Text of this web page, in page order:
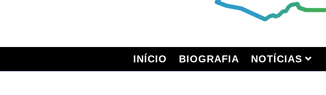
INÍCIO BIOGRAFIA NOTÍCIAS